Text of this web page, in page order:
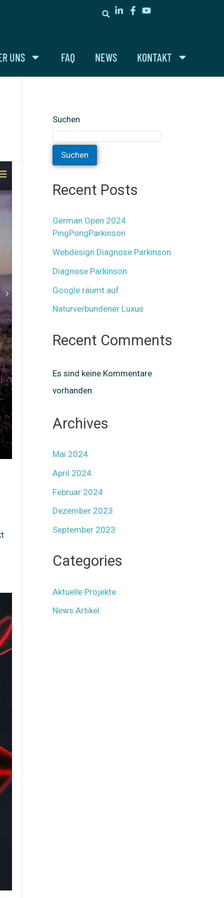
UNS FAQ NEWS KONTAKT
Suchen
Suchen
Recent Posts
German Open 2024
PingPongParkinson
Webdesign Diagnose Parkinson
Diagnose Parkinson
Google räumt auf
Naturverbundener Luxus
Recent Comments
Es sind keine Kommentare
vorhanden.
Archives
Mai 2024
April 2024
Februar 2024
Dezember 2023
September 2023
Categories
Aktuelle Projekte
News Artikel